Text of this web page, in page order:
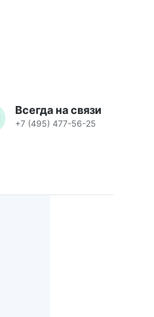
Всегда на связи
+7 (495) 477-56-25